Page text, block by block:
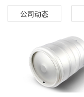
公司动态